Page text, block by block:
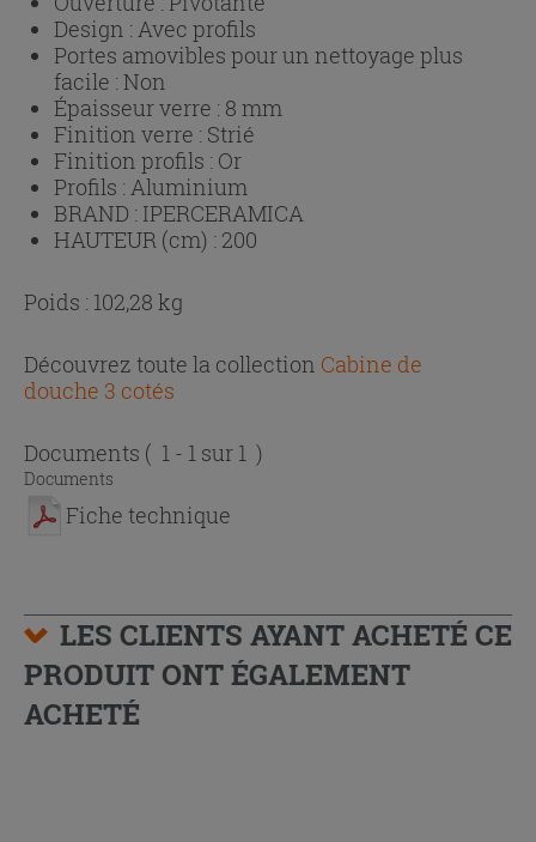
Design :Avec profils
Portes amovibles pour un nettoyage plus
facile :Non
Épaisseur verre : 8 mm
Finition verre : Strié
Finition profils : Or
Profils :Aluminium
BRAND : IPERCERAMICA
HAUTEUR (cm) : 200
Poids : 102,28 kg
Découvrez toute la collection Cabine de
douche 3 cotés
Documents ( 1 - 1 sur 1 )
Documents
Fiche technique
LES CLIENTS AYANT ACHETÉ CE
PRODUIT ONT ÉGALEMENT
ACHETÉ